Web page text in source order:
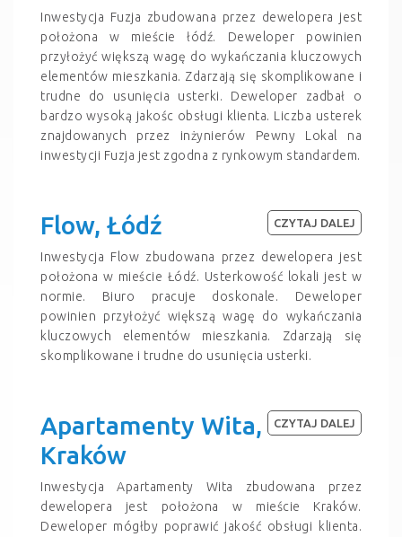
Inwestycja Fuzja zbudowana przez dewelopera jest
położona w mieście łódź. Deweloper powinien
przyłożyć większą wagę do wykańczania kluczowych
elementów mieszkania. Zdarzają się skomplikowane i
trudne do usunięcia usterki. Deweloper zadbał o
bardzo wysoką jakośc obsługi klienta. Liczba usterek
znajdowanych przez inżynierów Pewny Lokal na
inwestycji Fuzja jest zgodna z rynkowym standardem.
Flow, Łódź
Inwestycja Flow zbudowana przez dewelopera jest
położona w mieście Łódź. Usterkowość lokali jest w
normie. Biuro pracuje doskonale. Deweloper
powinien przyłożyć większą wagę do wykańczania
kluczowych elementów mieszkania. Zdarzają się
skomplikowane i trudne do usunięcia usterki.
CZYTAJ DALEJ
Apartamenty Wita,
Kraków
Inwestycja Apartamenty Wita zbudowana przez
dewelopera jest położona w mieście Kraków.
Deweloper mógłby poprawić jakość obsługi klienta.
CZYTAJ DALEJ